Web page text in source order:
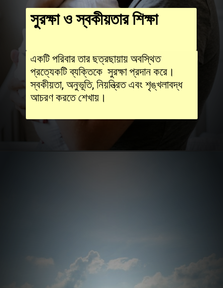
সুরক্ষা ও স্বকীয়তার শিক্ষা
একটি পরিবার তার ছত্রছায়ায় অবস্থিত
প্রত্যেকটি ব্যক্তিকে সুরক্ষা প্রদান করে।
স্বকীয়তা, অনুভূতি, নিয়ন্ত্রিত এবং শৃঙ্খলাবদ্ধ
আচরণ করতে শেখায়।